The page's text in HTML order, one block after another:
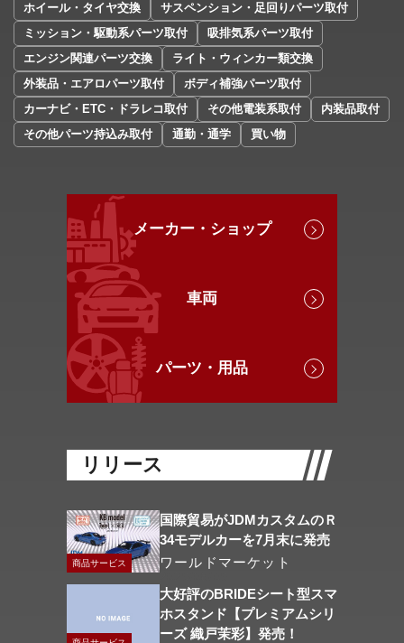
ホイール・タイヤ交換
サスペンション・足回りパーツ取付
ミッション・駆動系パーツ取付
吸排気系パーツ取付
エンジン関連パーツ交換
ライト・ウィンカー類交換
外装品・エアロパーツ取付
ボディ補強パーツ取付
カーナビ・ETC・ドラレコ取付
その他電装系取付
内装品取付
その他パーツ持込み取付
通勤・通学 買い物
メーカー・ショップ
車両
パーツ・用品
リリース
商品サービス
国際貿易がJDMカスタムのＲ
34モデルカーを7月末に発売
ワールドマーケット
大好評のBRIDEシート型スマ
ホスタンド【プレミアムシリ
ーズ 織戸茉彩】発売！